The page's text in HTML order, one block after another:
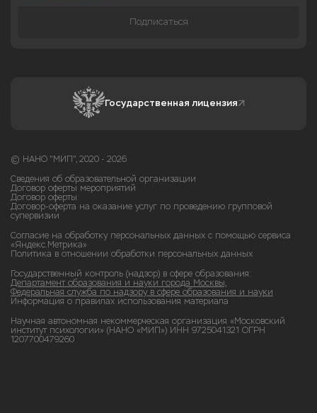
Подписаться
Государственная лицензия
© НАНО "МИП", 2020 - 2026
Сведения об образовательной организации
Договор оферты мероприятий
Договор оферты
Договор-оферта на оказание услуг по проведению групповой
супервизии
Согласие на обработку персональных данных с помощью сервиса
«Яндекс.Метрика»
Политика в отношении обработки персональных данных
Государственный контроль (надзор) в сфере образования:
Департамент образования и науки города Москвы,
Федеральная служба по надзору в сфере образования и науки
Информация о правилах использования материала
Научная автономная некоммерческая организация «Московский
институт психологии» (НАНО «МИП») ИНН 9725041321 ОГРН
1207700479260